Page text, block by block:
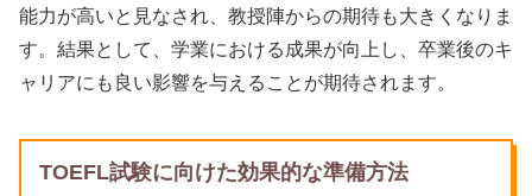
能力が高いと見なされ、教授陣からの期待も大きくなりま
す。結果として、学業における成果が向上し、卒業後のキ
ャリアにも良い影響を与えることが期待されます。
TOEFL試験に向けた効果的な準備方法